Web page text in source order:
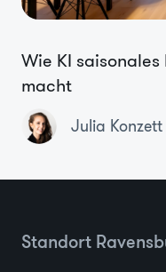
Wie KI
macht
Julia Konzett
Standort